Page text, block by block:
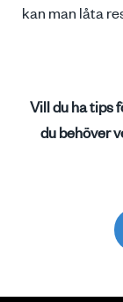
kan man låta
Vill du ha tips
du behöver